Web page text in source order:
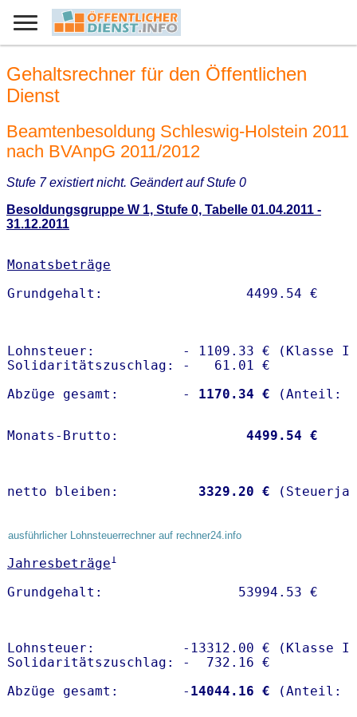
Gehaltsrechner für den Öffentlichen
Dienst
Beamtenbesoldung Schleswig-Holstein 2011
nach BVAnpG 2011/2012
Stufe 7 existiert nicht. Geändert auf Stufe 0
Besoldungsgruppe W 1, Stufe 0, Tabelle 01.04.2011 -
31.12.2011
Monatsbeträge
Lohnsteuer:           - 1109.33 € (Klasse I)
Solidaritätszuschlag: -   61.01 €
Abzüge gesamt:        -
1170.34 €
Monats-Brutto: 4499.54 €
netto bleiben: 3329.20 €
ausführlicher Lohnsteuerrechner auf rechner24.info
Jahresbeträge1
Lohnsteuer:           -13312.00 € (Klasse I)
Solidaritätszuschlag: -  732.16 €
Abzüge gesamt:        - 14044.16 €